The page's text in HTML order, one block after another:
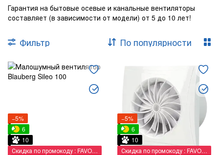
Гарантия на бытовые осевые и канальные вентиляторы
составляет (в зависимости от модели) от 5 до 10 лет!
Фильтр По популярности
−5%
6
10
Скидка по промокоду : FAVORIT
−5%
6
10
Скидка по промокоду : FAVORIT